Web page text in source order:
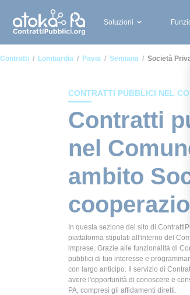
Soluzioni
Contratti Lombardia Pavia Semiana Società
CONTRATTI PUBBLICI NEL
Contratti
nel
ambito
In questa sezione del sito di
piattaforma stipulati all'interno del
imprese. Grazie alle funzionalità di
pubblici di tuo interesse e
con largo anticipo. Il servizio di
avere l'opportunità di conoscere e
PA, compresi gli affidamenti diretti.